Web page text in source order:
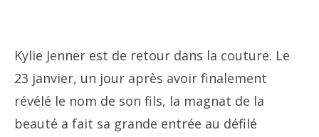
Kylie Jenner est de retour dans la couture. Le
23 janvier, un jour après avoir finalement
révélé le nom de son fils, la magnat de la
beauté a fait sa grande entrée au défilé